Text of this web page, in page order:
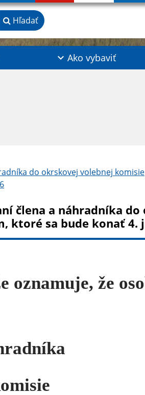
Hľadať
Ako vybaviť
do okrskovej volebnej komisie
člena a náhradníka
ktoré sa bude konať 4.
oznamuje, že